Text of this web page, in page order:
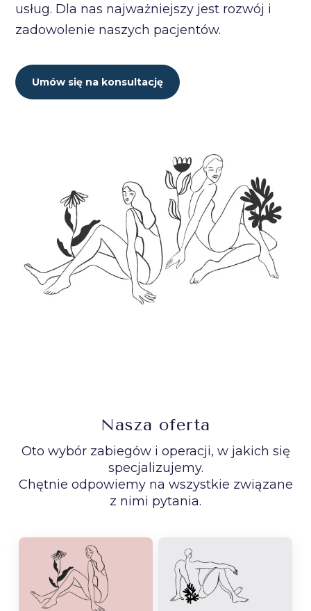
usług. Dla nas najważniejszy jest rozwój i
zadowolenie naszych pacjentów.
Umów się na konsultację
Nasza oferta
Oto wybór zabiegów i operacji, w jakich się
specjalizujemy.
Chętnie odpowiemy na wszystkie związane
z nimi pytania.